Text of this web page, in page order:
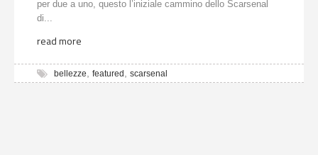
per due a uno, questo l’iniziale cammino dello Scarsenal
di...
read more
bellezze featured scarsenal